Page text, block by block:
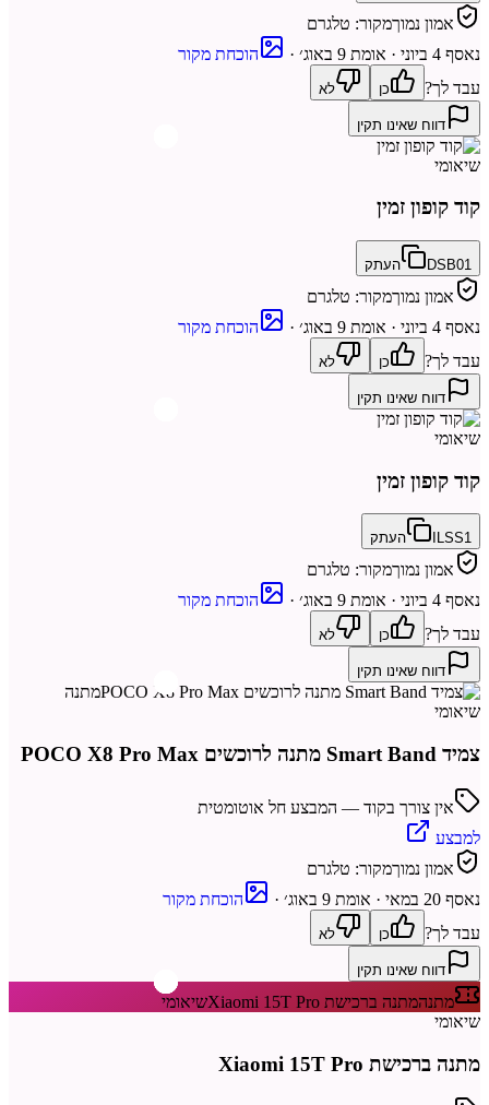
אמון נמוךמקור: טלגרם
נאסף 4 ביוני · אומת 9 באוג׳ ·
הוכחת מקור
עבד לך?
כן לא
דווח שאינו תקין
שיאומי
קוד קופון זמין
DSB01 העתק
אמון נמוךמקור: טלגרם
נאסף 4 ביוני · אומת 9 באוג׳ ·
הוכחת מקור
עבד לך?
כן לא
דווח שאינו תקין
שיאומי
קוד קופון זמין
ILSS1 העתק
אמון נמוךמקור: טלגרם
נאסף 4 ביוני · אומת 9 באוג׳ ·
הוכחת מקור
עבד לך?
כן לא
דווח שאינו תקין
מתנה
שיאומי
צמיד Smart Band מתנה לרוכשים POCO X8 Pro Max
אין צורך בקוד — המבצע חל אוטומטית
למבצע
אמון נמוךמקור: טלגרם
נאסף 20 במאי · אומת 9 באוג׳ ·
הוכחת מקור
עבד לך?
כן לא
דווח שאינו תקין
מתנהמתנה ברכישת Xiaomi 15T Pro
שיאומי
שיאומי
מתנה ברכישת Xiaomi 15T Pro